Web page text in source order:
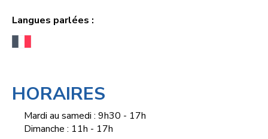
Langues parlées :
HORAIRES
Mardi au samedi : 9h30 - 17h
Dimanche : 11h - 17h